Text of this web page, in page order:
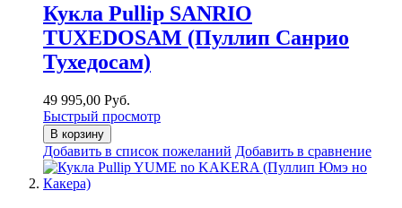
Кукла Pullip SANRIO
TUXEDOSAM (Пуллип Санрио
Тухедосам)
49 995,00 Руб.
Быстрый просмотр
В корзину
Добавить в список пожеланий Добавить в сравнение